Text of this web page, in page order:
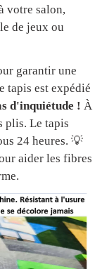
votre salon,
de jeux ou
garantir une
tapis est expédié
d'inquiétude ! À
plis. Le tapis
24 heures. 💡
aider les fibres